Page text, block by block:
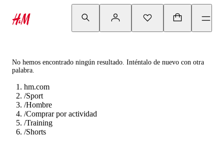
No hemos encontrado ningún resultado. Inténtalo de nuevo con otra
palabra.
hm.com
/Sport
/Hombre
/Comprar por actividad
/Training
/Shorts